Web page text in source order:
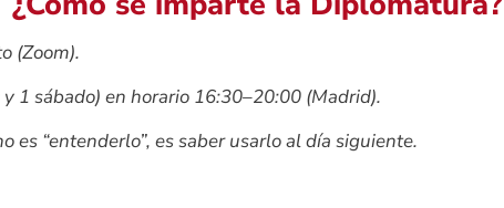
(Zoom).
1 sábado) en horario 16:30–20:00 (Madrid).
es “entenderlo”, es saber usarlo al día siguiente.